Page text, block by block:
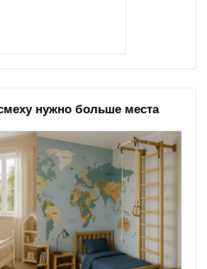
нужно больше места